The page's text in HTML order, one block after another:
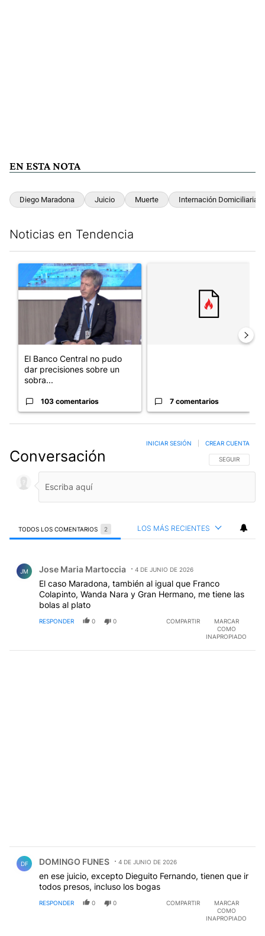
EN ESTA NOTA
Diego Maradona Juicio Muerte Internación Domiciliaria
Noticias en Tendencia
Un artículo de tendencia con el título "El Banco Central no
El Banco Central no pudo
dar precisiones sobre un
sobra...
103 comentarios 7 comentarios
Conversación SIGA ESTA
SEGUIR
INICIAR SESIÓN CREAR CUENTA
TODOS LOS COMENTARIOS 2 LOS MÁS RECIENTES
JM Jose Maria Martoccia 4 DE JUNIO DE 2026
El caso Maradona, también al igual que Franco
Colapinto, Wanda Nara y Gran Hermano, me tiene las
bolas al plato
RESPONDER 0 0 COMPARTIR
MARCAR
COMO
INAPROPIADO
DF DOMINGO FUNES 4 DE JUNIO DE 2026
en ese juicio, excepto Dieguito Fernando, tienen que ir
todos presos, incluso los bogas
RESPONDER 0 0 COMPARTIR
MARCAR
COMO
INAPROPIADO